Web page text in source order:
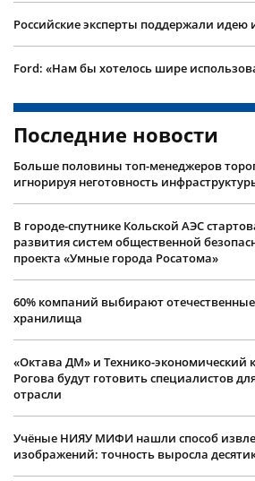
Российские эксперты поддержали идею
Ford: «Нам бы хотелось шире
Последние новости
Больше половины топ-менеджеров
игнорируя неготовность
В городе-спутнике Кольской АЭС
развития систем общественной
проекта «Умные города Росатома»
60% компаний выбирают
хранилища
«Октава ДМ» и Технико-экономический
Рогова будут готовить специалистов
отрасли
Учëные НИЯУ МИФИ нашли способ
изображений: точность выросла